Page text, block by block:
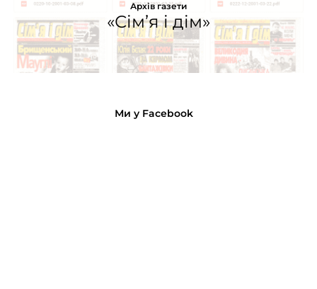
Архів газети
«Сім’я і дім»
Ми у Facebook